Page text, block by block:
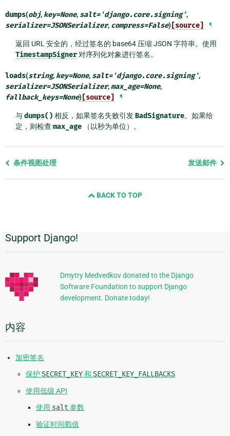
dumps(obj, key=None, salt='django.core.signing',
serializer=JSONSerializer, compress=False) [source] ¶
返回 URL 安全的，经过签名的 base64 压缩 JSON 字符串。使用
TimestampSigner对序列化对象进行签名。
loads(string, key=None, salt='django.core.signing',
serializer=JSONSerializer,max_age=None,
fallback_keys=None) [source] ¶
与dumps() 相反，如果签名失败引发BadSignature。如果给
定，则检查 max_age（以秒为单位）。
Previous
条件视图处理 发送邮件
BACK TO TOP
附
加
信
息
Support Django!
Dmytry Medvedkov donated to the Django
Software Foundation to support Django
development. Donate today!
内容
加密签名
保护 SECRET_KEY和 SECRET_KEY_FALLBACKS
使用低级 API
使用 salt 参数
验证时间戳值